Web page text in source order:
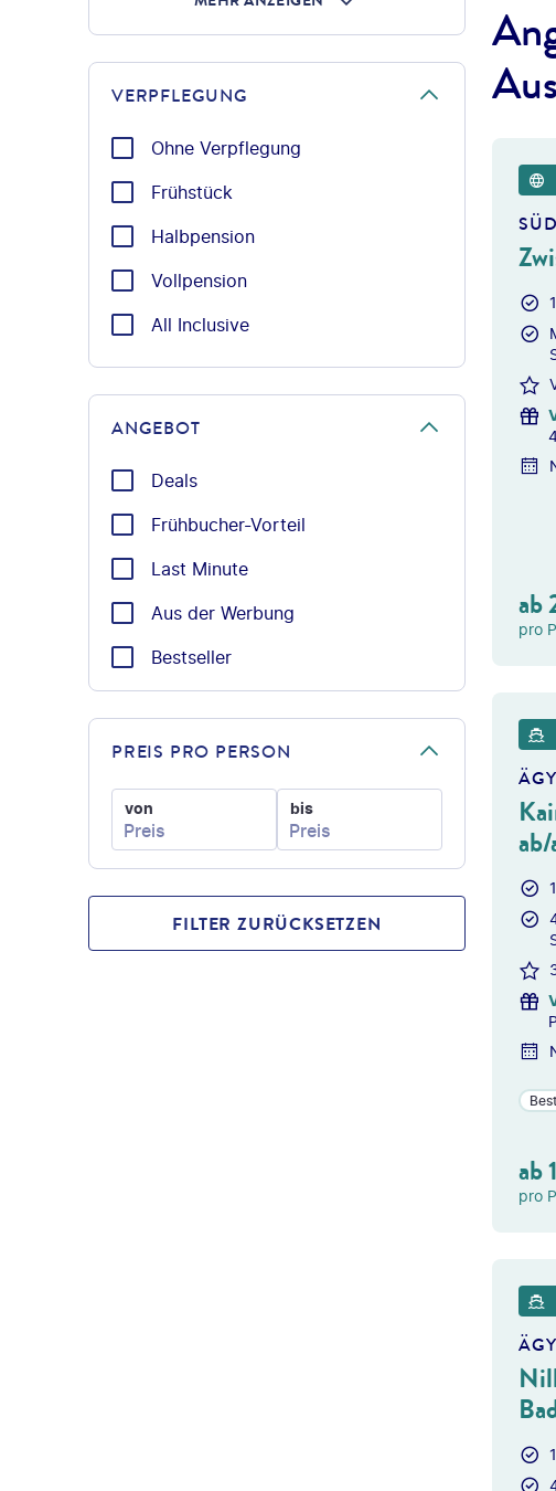
VERPFLEGUNG
Ohne Verpflegung
Frühstück
Halbpension
Vollpension
All Inclusive
ANGEBOT
Deals
Frühbucher-Vorteil
Last Minute
Aus der Werbung
Bestseller
PREIS PRO PERSON
von bis
FILTER ZURÜCKSETZEN
ab
pro
ab
pro